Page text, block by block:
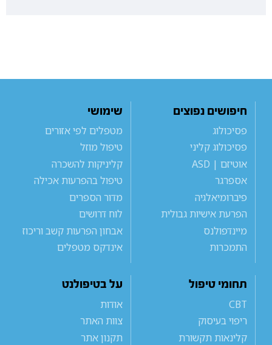
חיפושים נפוצים
פסיכולוג
פסיכולוג קליני
אוטיזם | ASD
אספרגר
פיברומיאלגיה
הפרעת אישיות גבולית
מיינדפולנס
התמכרות
שימושי
מטפלים לפי אזורים
טיפול מוזל
קליניקות להשכרה
טיפול בהפרעות אכילה
מדור הספרים
לוח דרושים
אבחון הפרעות קשב וריכוז
אינדקס מטפלים
תחומי טיפול
CBT
ריפוי בעיסוק
קלינאות תקשורת
על בטיפולנט
אודות
צוות האתר
תקנון אתר